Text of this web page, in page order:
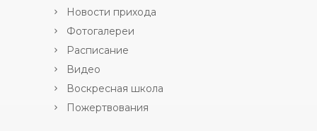
Новости прихода
Фотогалереи
Расписание
Видео
Воскресная школа
Пожертвования